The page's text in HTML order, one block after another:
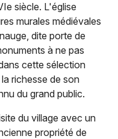
siècle. L'église
murales médiévales
dite porte de
à ne pas
cette sélection
richesse de son
du grand public.
du village avec un
propriété de